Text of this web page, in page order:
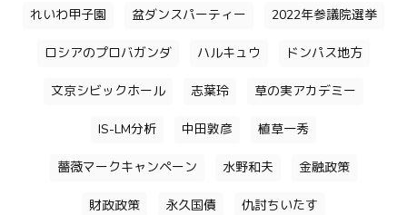
れいわ甲子園 盆ダンスパーティー 2022年参議院選挙
ロシアのプロバガンダ ハルキュウ ドンパス地方
文京シビックホール 志葉玲 草の実アカデミー
IS-LM分析 中田敦彦 植草一秀
薔薇マークキャンペーン 水野和夫 金融政策
財政政策 永久国債 仇討ちいたす